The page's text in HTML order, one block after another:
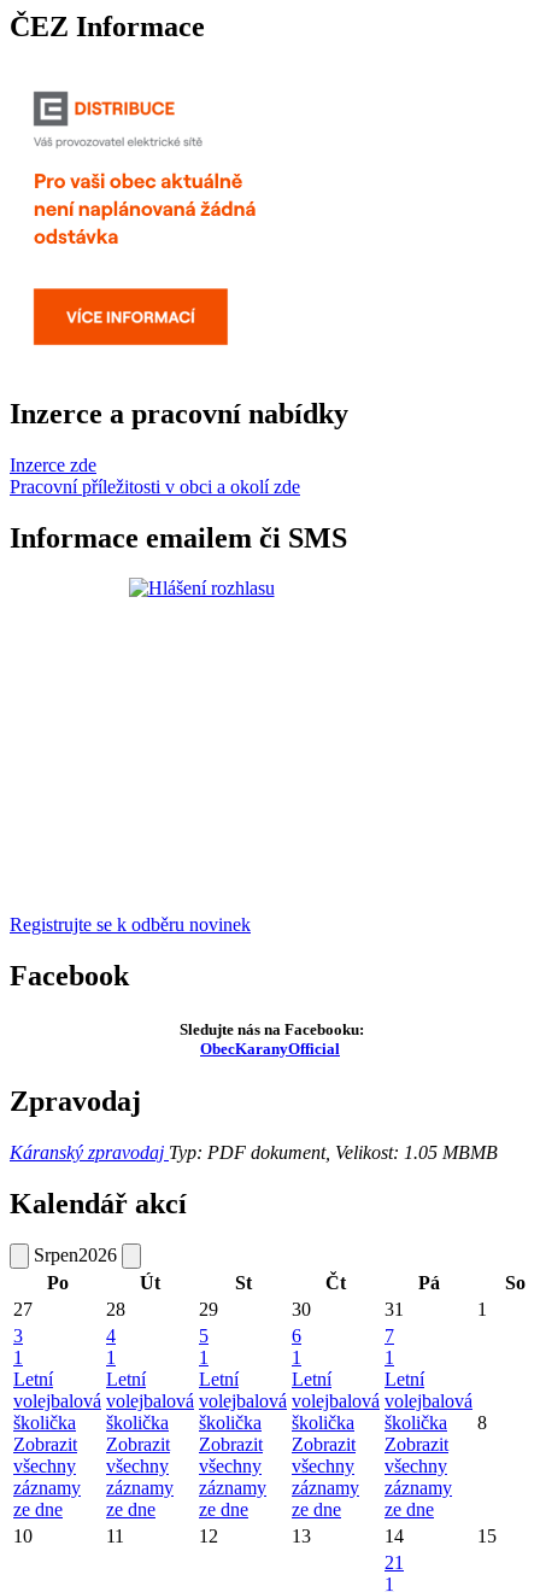
ČEZ Informace
Inzerce a pracovní nabídky
Inzerce zde
Pracovní příležitosti v obci a okolí zde
Informace emailem či SMS
Registrujte se k odběru novinek
Facebook
Sledujte nás na Facebooku:
ObecKaranyOfficial
Zpravodaj
Káranský zpravodaj Typ: PDF dokument, Velikost: 1.05 MBMB
Kalendář akcí
Srpen2026
Po
Út St Čt Pá
So
27
28 29 30 31
1
3
1
Letní
volejbalová
školička
Zobrazit
všechny
záznamy
ze dne
4
1
Letní
volejbalová
školička
Zobrazit
všechny
záznamy
ze dne
5
1
Letní
volejbalová
školička
Zobrazit
všechny
záznamy
ze dne
6
1
Letní
volejbalová
školička
Zobrazit
všechny
záznamy
ze dne
7
1
Letní
volejbalová
školička
Zobrazit
všechny
záznamy
ze dne
8
10 11 12 13 14 15
21
1